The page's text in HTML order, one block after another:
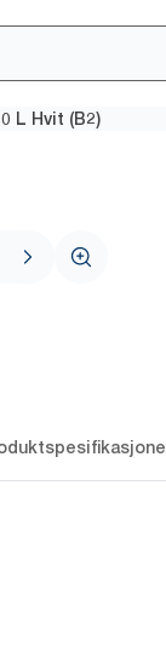
L Hvit (B2)